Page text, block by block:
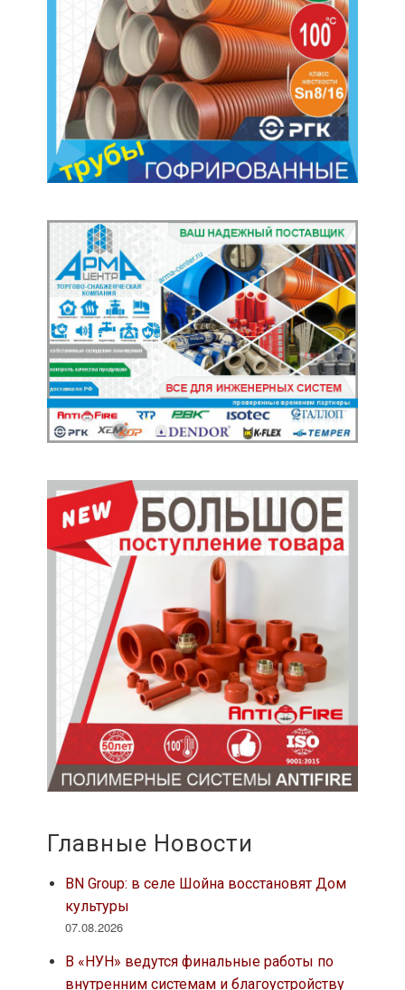
Главные Новости
BN Group: в селе Шойна восстановят Дом
культуры
07.08.2026
В «НУН» ведутся финальные работы по
внутренним системам и благоустройству